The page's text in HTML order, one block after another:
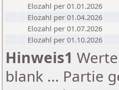
Elozahl per 01.01.2026
Elozahl per 01.04.2026
Elozahl per 01.07.2026
Elozahl per 01.10.2026
Hinweis1
blank ... Partie